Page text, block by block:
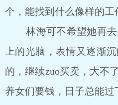
个，能找到什么像样的工
林海可不希望她再去
上的光脑，表情又逐渐
的，继续zuo买卖，大不
养女们要钱，日子总能过